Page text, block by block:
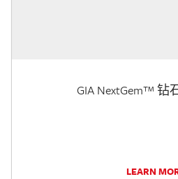
GIA NextGem™ 钻
LEARN